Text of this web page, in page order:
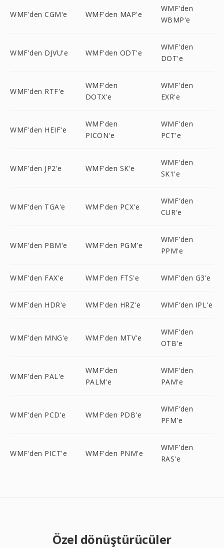
WMF'den CGM'e WMF'den MAP'e
WMF'den
WBMP'e
WMF'den DJVU'e WMF'den ODT'e
WMF'den
DOT'e
WMF'den RTF'e
WMF'den
DOTX'e
WMF'den
EXR'e
WMF'den HEIF'e
WMF'den
PICON'e
WMF'den
PCT'e
WMF'den JP2'e WMF'den SK'e
WMF'den
SK1'e
WMF'den TGA'e WMF'den PCX'e
WMF'den
CUR'e
WMF'den PBM'e WMF'den PGM'e
WMF'den
PPM'e
WMF'den FAX'e WMF'den FTS'e WMF'den G3'e
WMF'den HDR'e WMF'den HRZ'e WMF'den IPL'e
WMF'den MNG'e WMF'den MTV'e
WMF'den
OTB'e
WMF'den PAL'e
WMF'den
PALM'e
WMF'den
PAM'e
WMF'den PCD'e WMF'den PDB'e
WMF'den
PFM'e
WMF'den PICT'e WMF'den PNM'e
WMF'den
RAS'e
Özel dönüştürücüler